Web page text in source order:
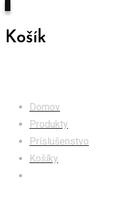
Košík
Domov
Produkty
Príslušenstvo
Košíky